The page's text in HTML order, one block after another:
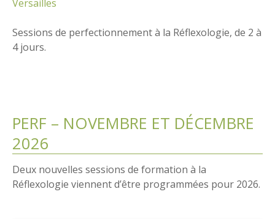
Sessions de perfectionnement à la Réflexologie, de 2 à
4 jours.
PERF – NOVEMBRE ET DÉCEMBRE
2026
Deux nouvelles sessions de formation à la
Réflexologie viennent d’être programmées pour 2026.